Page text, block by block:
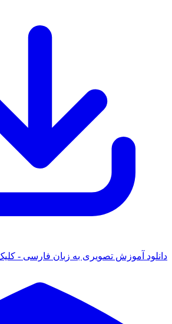
آموزش تصویری به زبان فارسی - کلیک کنید